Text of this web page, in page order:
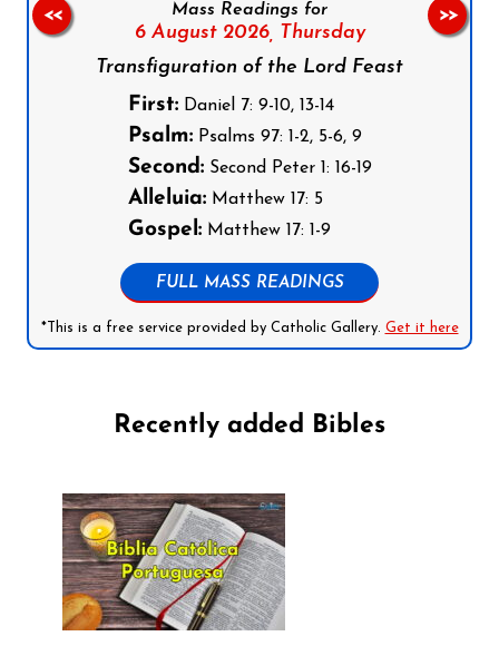
Mass Readings for
6 August 2026, Thursday
Transfiguration of the Lord Feast
First:Daniel 7: 9-10, 13-14
Psalm:Psalms 97: 1-2, 5-6, 9
Second:Second Peter 1: 16-19
Alleluia:Matthew 17: 5
Gospel:Matthew 17: 1-9
FULL MASS READINGS
*This is a free service provided by Catholic Gallery. Get it here
<< >>
Recently added Bibles